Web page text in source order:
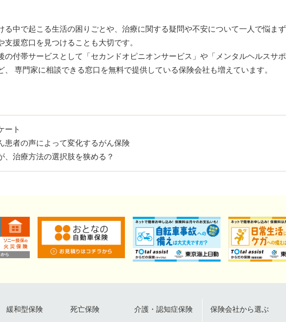
る中で起こる生活の困りごとや、治療に関する疑問や不安について一人で悩ま
支援窓口を見つけることも大切です。
の付帯サービスとして「セカンドオピニオンサービス」や「メンタルヘルスサ
、 専門家に相談できる窓口を無料で提供している保険会社も増えています。
ート
患者の声によって変化するがん保険
、治療方法の選択肢を狭める？
緩和型保険 死亡保険 介護・認知症保険 保険会社から選ぶ